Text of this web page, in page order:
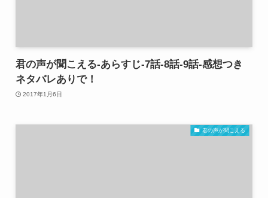
君の声が聞こえる-あらすじ-7話-8話-9話-感想つき
ネタバレありで！
2017年1月6日
君の声が聞こえる